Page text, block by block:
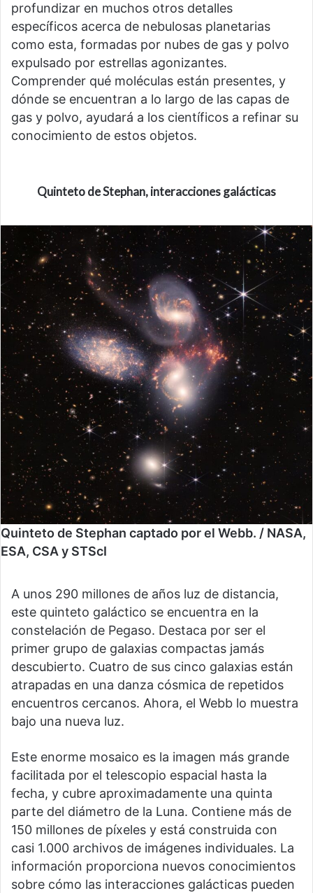
profundizar en muchos otros detalles
específicos acerca de nebulosas planetarias
como esta, formadas por nubes de gas y polvo
expulsado por estrellas agonizantes.
Comprender qué moléculas están presentes, y
dónde se encuentran a lo largo de las capas de
gas y polvo, ayudará a los científicos a refinar su
conocimiento de estos objetos.
Quinteto de Stephan, interacciones galácticas
Quinteto de Stephan captado por el Webb. / NASA,
ESA, CSA y STScI
A unos 290 millones de años luz de distancia,
este quinteto galáctico se encuentra en la
constelación de Pegaso. Destaca por ser el
primer grupo de galaxias compactas jamás
descubierto. Cuatro de sus cinco galaxias están
atrapadas en una danza cósmica de repetidos
encuentros cercanos. Ahora, el Webb lo muestra
bajo una nueva luz.
Este enorme mosaico es la imagen más grande
facilitada por el telescopio espacial hasta la
fecha, y cubre aproximadamente una quinta
parte del diámetro de la Luna. Contiene más de
150 millones de píxeles y está construida con
casi 1.000 archivos de imágenes individuales. La
información proporciona nuevos conocimientos
sobre cómo las interacciones galácticas pueden